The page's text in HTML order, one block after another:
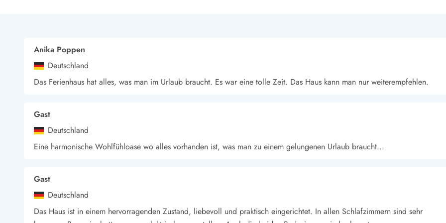
Anika Poppen
Deutschland
Das Ferienhaus hat alles, was man im Urlaub braucht. Es war eine tolle Zeit. Das Haus kann man nur weiterempfehlen.
Gast
Deutschland
Eine harmonische Wohlfühloase wo alles vorhanden ist, was man zu einem gelungenen Urlaub braucht...
Gast
Deutschland
Das Haus ist in einem hervorragenden Zustand, liebevoll und praktisch eingerichtet. In allen Schlafzimmern sind sehr